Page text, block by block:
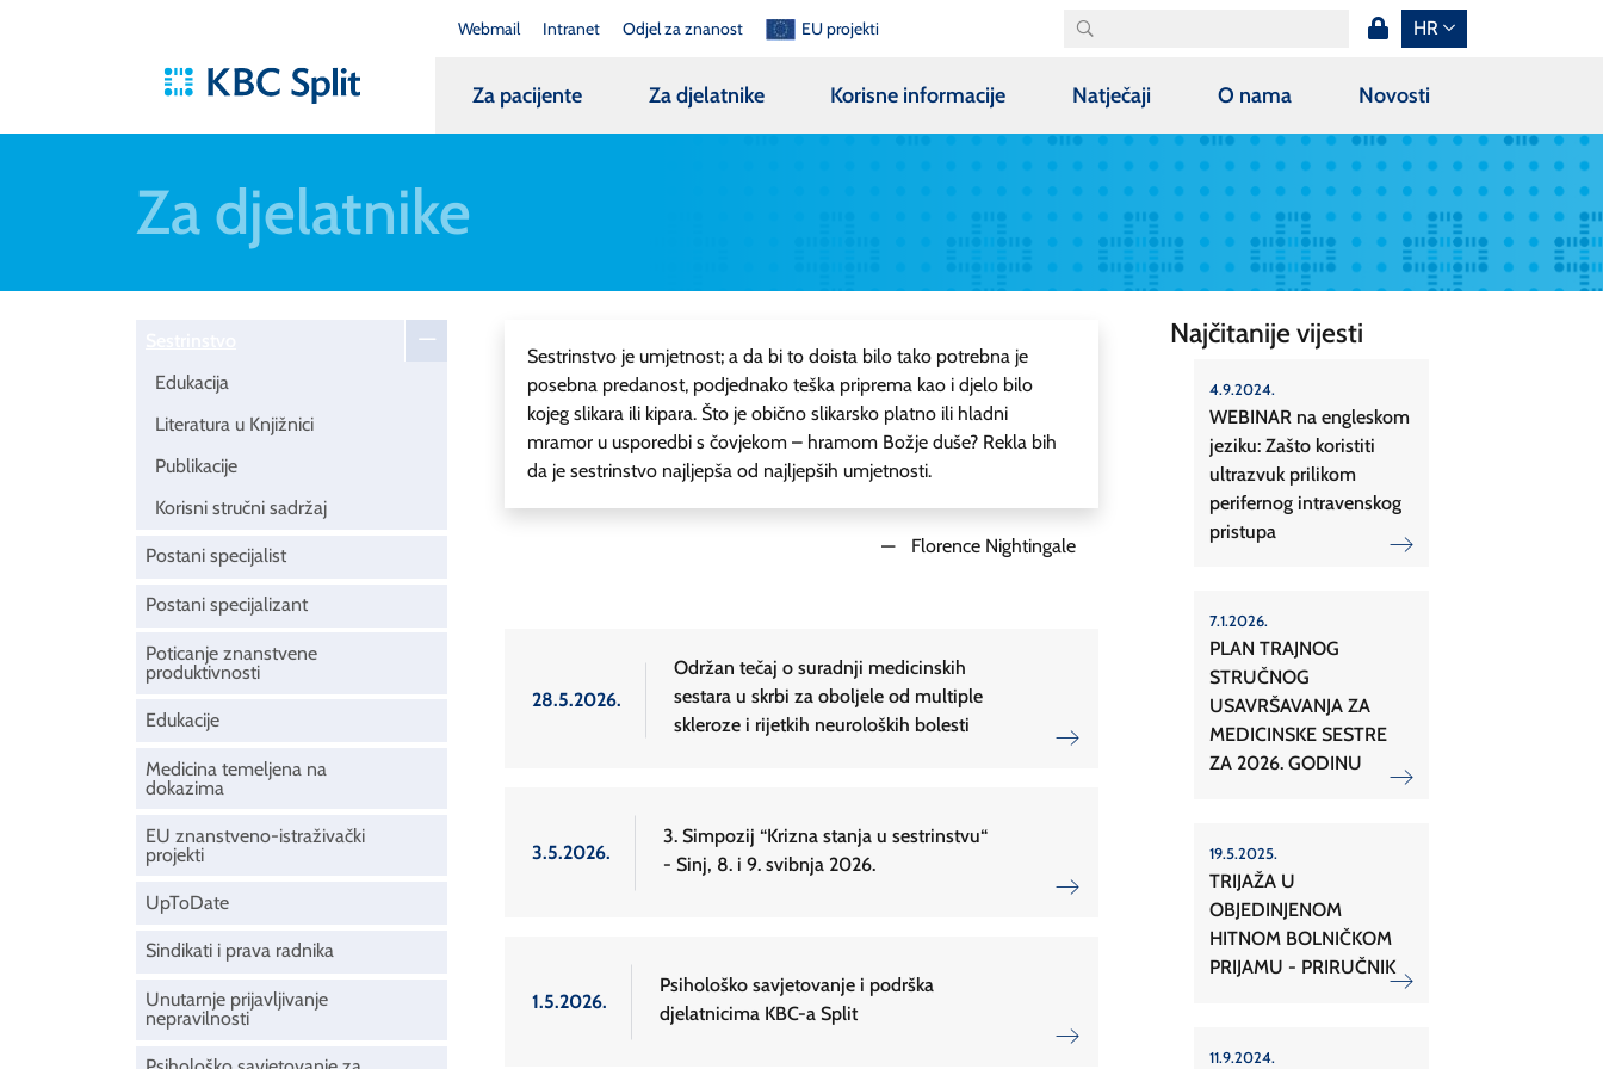
Webmail Intranet Odjel za znanost EU projekti HR
Za pacijente Za djelatnike Korisne informacije Natječaji O nama Novosti
Za djelatnike
Edukacija
Literatura u Knjižnici
Publikacije
Korisni stručni sadržaj
Postani specijalist
Postani specijalizant
Poticanje znanstvene
produktivnosti
Edukacije
Medicina temeljena na
dokazima
EU znanstveno-istraživački
projekti
UpToDate
Sindikati i prava radnika
Unutarnje prijavljivanje
nepravilnosti
Sestrinstvo je umjetnost; a da bi to doista bilo tako potrebna je
posebna predanost, podjednako teška priprema kao i djelo bilo
kojeg slikara ili kipara. Što je obično slikarsko platno ili hladni
mramor u usporedbi s čovjekom – hramom Božje duše? Rekla bih
da je sestrinstvo najljepša od najljepših umjetnosti.
— Florence Nightingale
28.5.2026.
Održan tečaj o suradnji medicinskih
sestara u skrbi za oboljele od multiple
skleroze i rijetkih neuroloških bolesti
3.5.2026.
3. Simpozij “Krizna stanja u sestrinstvu“
- Sinj, 8. i 9. svibnja 2026.
1.5.2026.
Psihološko savjetovanje i podrška
djelatnicima KBC-a Split
Najčitanije vijesti
4.9.2024.
WEBINAR na engleskom
jeziku: Zašto koristiti
ultrazvuk prilikom
perifernog intravenskog
pristupa
7.1.2026.
PLAN TRAJNOG
STRUČNOG
USAVRŠAVANJA ZA
MEDICINSKE SESTRE
ZA 2026. GODINU
19.5.2025.
TRIJAŽA U
OBJEDINJENOM
HITNOM BOLNIČKOM
PRIJAMU - PRIRUČNIK
11.9.2024.